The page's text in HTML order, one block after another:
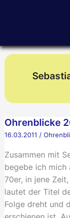
Ohrenblicke
16.03.2011 /
Zusammen mit
begebe ich mich
70er, in jene Zeit,
lautet der Titel
Folge dreht und